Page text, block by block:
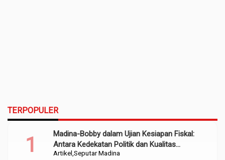
TERPOPULER
Artikel Seputar Madina
Madina-Bobby dalam Ujian Kesiapan Fiskal:
Antara Kedekatan Politik dan Kualitas
Perencanaan